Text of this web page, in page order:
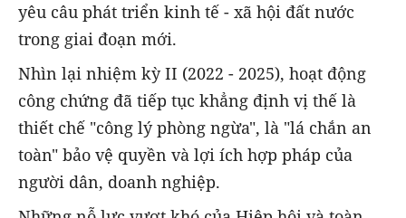
yêu câu phát triển kinh tế - xã hội đất nước
trong giai đoạn mới.
Nhìn lại nhiệm kỳ II (2022 - 2025), hoạt động
công chứng đã tiếp tục khẳng định vị thế là
thiết chế "công lý phòng ngừa", là "lá chắn an
toàn" bảo vệ quyền và lợi ích hợp pháp của
người dân, doanh nghiệp.